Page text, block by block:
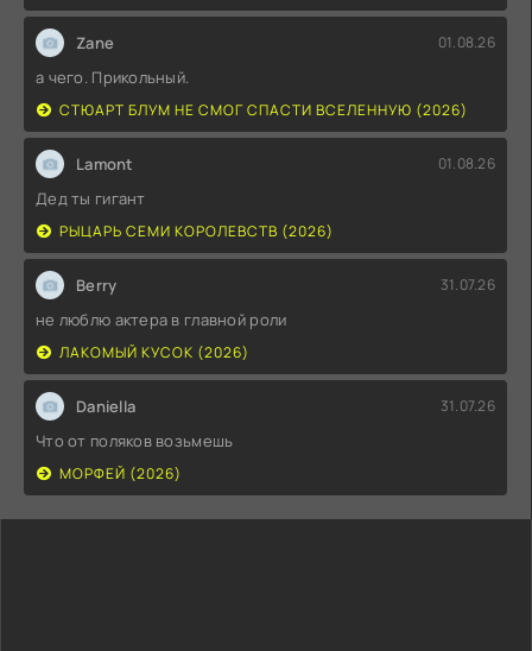
Zane 01.08.26
а чего. Прикольный.
СТЮАРТ БЛУМ НЕ СМОГ СПАСТИ ВСЕЛЕННУЮ (2026)
Lamont 01.08.26
Дед ты гигант
РЫЦАРЬ СЕМИ КОРОЛЕВСТВ (2026)
Berry 31.07.26
не люблю актера в главной роли
ЛАКОМЫЙ КУСОК (2026)
Daniella 31.07.26
Что от поляков возьмешь
МОРФЕЙ (2026)